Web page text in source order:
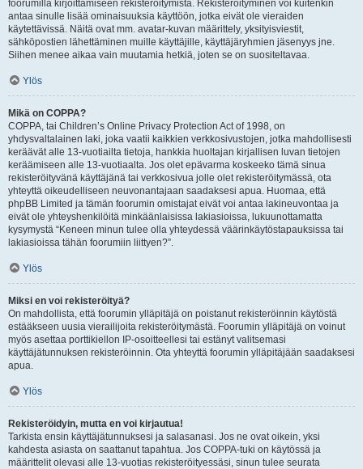
foorumilla kirjoittamiseen rekisteröitymistä. Rekisteröityminen voi kuitenkin
antaa sinulle lisää ominaisuuksia käyttöön, jotka eivät ole vieraiden
käytettävissä. Näitä ovat mm. avatar-kuvan määrittely, yksityisviestit,
sähköpostien lähettäminen muille käyttäjille, käyttäjäryhmien jäsenyys jne.
Siihen menee aikaa vain muutamia hetkiä, joten se on suositeltavaa.
Ylös
Mikä on COPPA?
COPPA, tai Children’s Online Privacy Protection Act of 1998, on
yhdysvaltalainen laki, joka vaatii kaikkien verkkosivustojen, jotka mahdollisesti
keräävät alle 13-vuotiailta tietoja, hankkia huoltajan kirjallisen luvan tietojen
keräämiseen alle 13-vuotiaalta. Jos olet epävarma koskeeko tämä sinua
rekisteröityvänä käyttäjänä tai verkkosivua jolle olet rekisteröitymässä, ota
yhteyttä oikeudelliseen neuvonantajaan saadaksesi apua. Huomaa, että
phpBB Limited ja tämän foorumin omistajat eivät voi antaa lakineuvontaa ja
eivät ole yhteyshenkilöitä minkäänlaisissa lakiasioissa, lukuunottamatta
kysymystä “Keneen minun tulee olla yhteydessä väärinkäytöstapauksissa tai
lakiasioissa tähän foorumiin liittyen?”.
Ylös
Miksi en voi rekisteröityä?
On mahdollista, että foorumin ylläpitäjä on poistanut rekisteröinnin käytöstä
estääkseen uusia vierailijoita rekisteröitymästä. Foorumin ylläpitäjä on voinut
myös asettaa porttikiellon IP-osoitteellesi tai estänyt valitsemasi
käyttäjätunnuksen rekisteröinnin. Ota yhteyttä foorumin ylläpitäjään saadaksesi
apua.
Ylös
Rekisteröidyin, mutta en voi kirjautua!
Tarkista ensin käyttäjätunnuksesi ja salasanasi. Jos ne ovat oikein, yksi
kahdesta asiasta on saattanut tapahtua. Jos COPPA-tuki on käytössä ja
määrittelit olevasi alle 13-vuotias rekisteröityessäsi, sinun tulee seurata